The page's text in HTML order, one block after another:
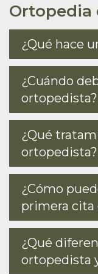
Ortopedia
¿Qué hace
¿Cuándo
ortopedista?
¿Qué
ortopedista?
¿Cómo
primera cita
¿Qué
ortopedista